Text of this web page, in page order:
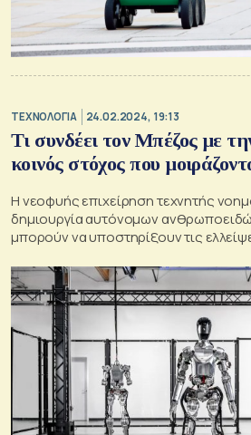
ΤΕΧΝΟΛΟΓΙΑ 24.02.2024, 19:13
Τι συνδέει τον Μπέζος με
κοινός στόχος που
Η νεοφυής επιχείρηση τεχνητής
δημιουργία αυτόνομων
μπορούν να υποστηρίξουν τις